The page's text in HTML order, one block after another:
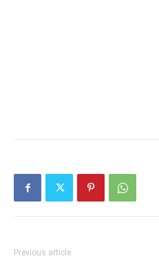
Previous article